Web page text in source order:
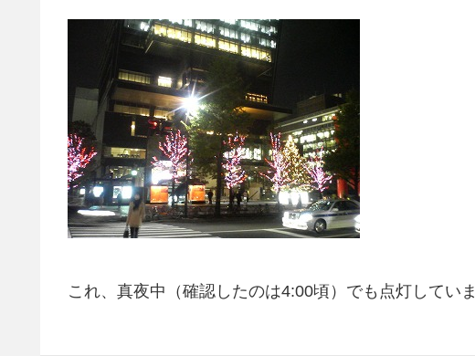
これ、真夜中（確認したのは4:00頃）でも点灯してい